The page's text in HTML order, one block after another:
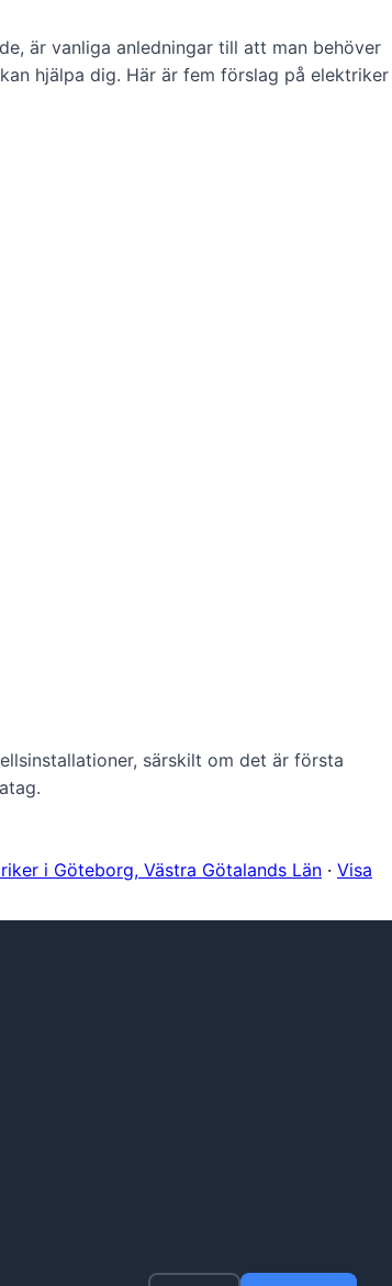
är vanliga anledningar till att man behöver
hjälpa dig. Här är fem förslag på elektriker
särskilt om det är första
i Göteborg, Västra Götalands Län · Visa